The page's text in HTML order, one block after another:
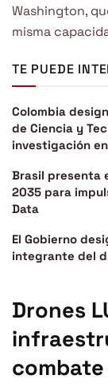
Washington,
misma
TE PUEDE
Colombia
de Ciencia y
investigación
Brasil presenta
2035 para
Data
El Gobierno
integrante del
Drones
combate